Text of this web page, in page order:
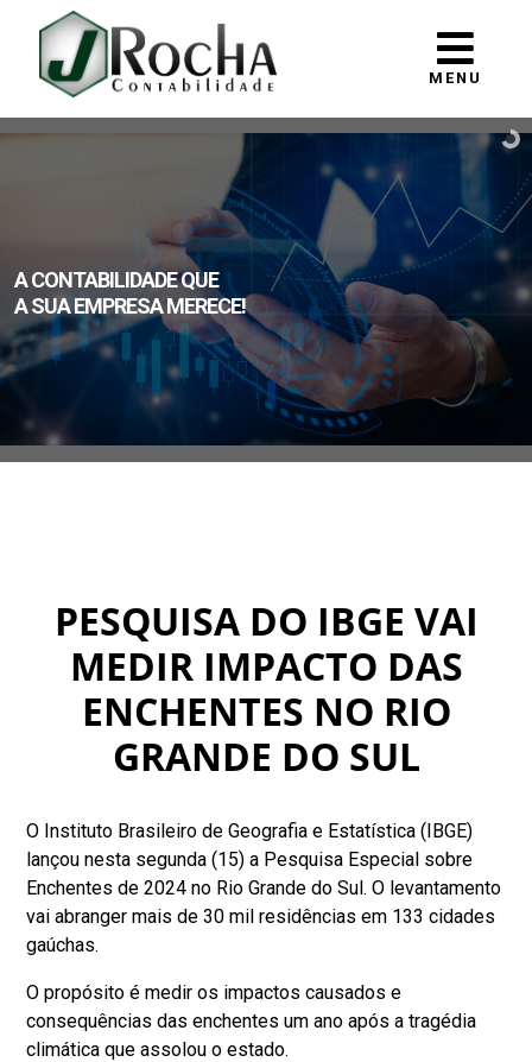
MENU
A CONTABILIDADE QUE
A SUA EMPRESA MERECE!
PESQUISA DO IBGE VAI
MEDIR IMPACTO DAS
ENCHENTES NO RIO
GRANDE DO SUL
O Instituto Brasileiro de Geografia e Estatística (IBGE)
lançou nesta segunda (15) a Pesquisa Especial sobre
Enchentes de 2024 no Rio Grande do Sul. O levantamento
vai abranger mais de 30 mil residências em 133 cidades
gaúchas.
O propósito é medir os impactos causados e
consequências das enchentes um ano após a tragédia
climática que assolou o estado.